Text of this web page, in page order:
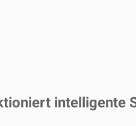
intelligente